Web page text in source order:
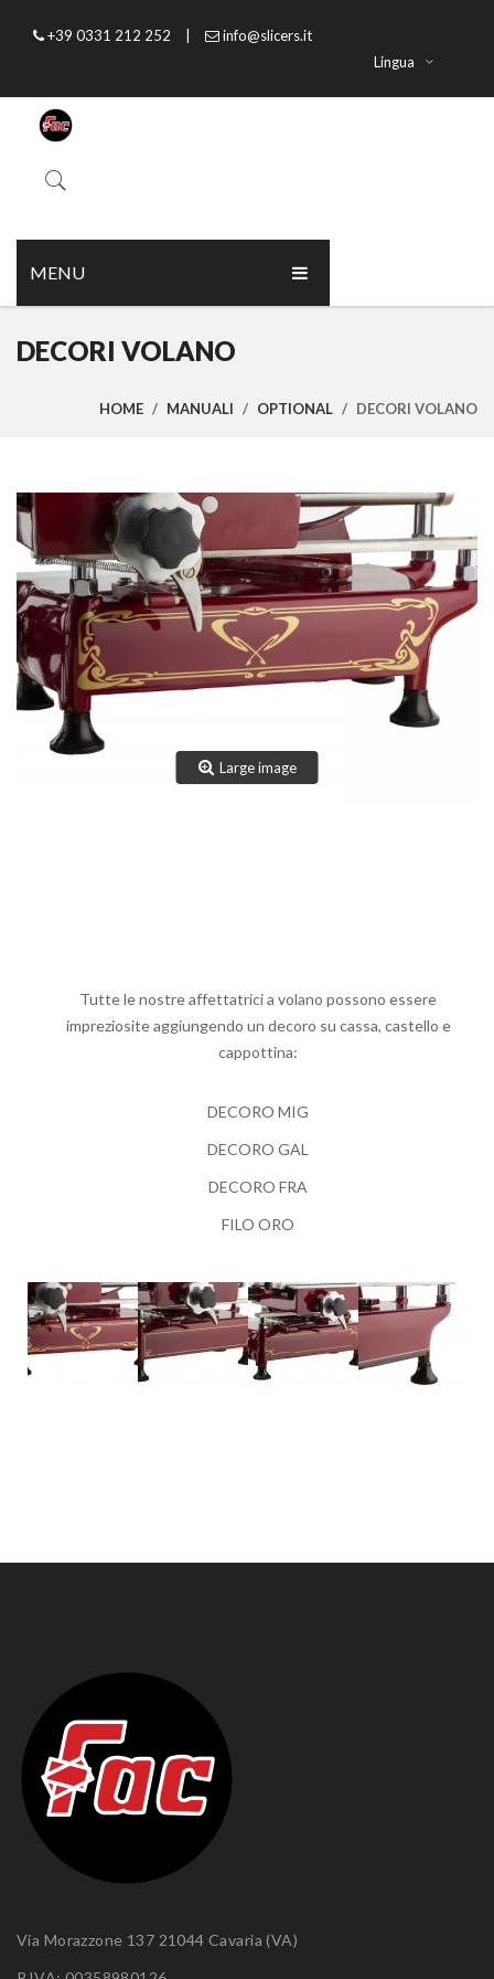
+39 0331 212 252
info@slicers.it
Lingua
MENU
TEAM
CERTIFICAZIONI
CONTATTI
AREA RISERVATA
NOVITÀ SANIFICAZIONE
DECORI VOLANO
HOME / MANUALI / OPTIONAL / DECORI VOLANO
Large image
Tutte le nostre affettatrici a volano possono essere
impreziosite aggiungendo un decoro su cassa, castello e
cappottina:
DECORO MIG
DECORO GAL
DECORO FRA
FILO ORO
Via Morazzone 137 21044 Cavaria (VA)